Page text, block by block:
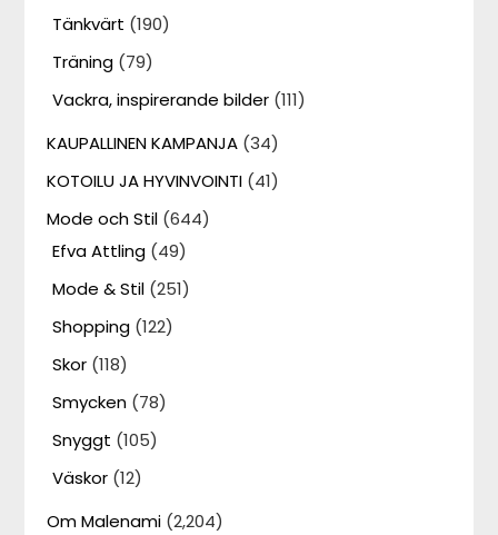
Tänkvärt (190)
Träning (79)
Vackra, inspirerande bilder (111)
KAUPALLINEN KAMPANJA (34)
KOTOILU JA HYVINVOINTI (41)
Mode och Stil (644)
Efva Attling (49)
Mode & Stil (251)
Shopping (122)
Skor (118)
Smycken (78)
Snyggt (105)
Väskor (12)
Om Malenami (2,204)